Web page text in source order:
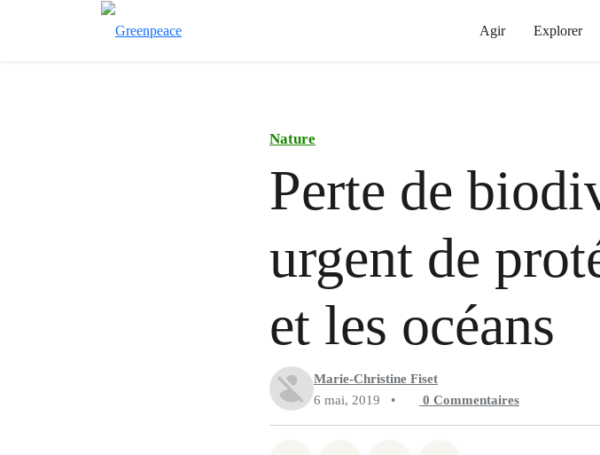
Agir Explorer
Nature
Perte de
urgent de
et les océans
Marie-Christine Fiset
6 mai, 2019
• 0 Commentaires